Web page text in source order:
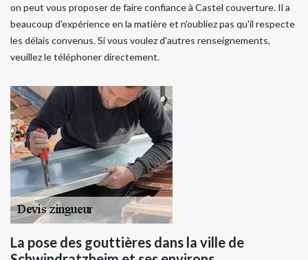
on peut vous proposer de faire confiance à Castel couverture. Il a
beaucoup d'expérience en la matière et n'oubliez pas qu'il respecte
les délais convenus. Si vous voulez d'autres renseignements,
veuillez le téléphoner directement.
La pose des gouttières dans la ville de